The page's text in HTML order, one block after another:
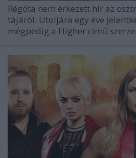
Régóta nem érkezett hír az
tájáról. Utoljára egy éve
mégpedig a Higher című